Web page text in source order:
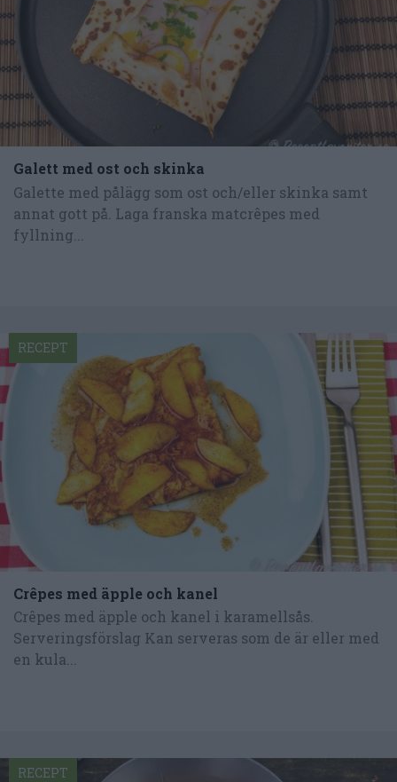
Galett med ost och skinka
Galette med pålägg som ost och/eller skinka samt
annat gott på. Laga franska matcrêpes med
fyllning...
Crêpes med äpple och kanel
Crêpes med äpple och kanel i karamellsås.
Serveringsförslag Kan serveras som de är eller med
en kula...
RECEPT
RECEPT